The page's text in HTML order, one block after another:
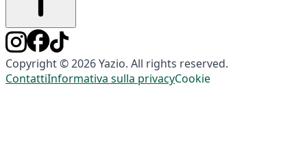
Copyright © 2026 Yazio. All rights reserved.
ContattiInformativa sulla privacyCookie